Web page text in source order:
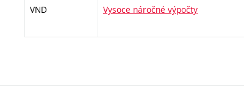
VND Vysoce náročné výpočty